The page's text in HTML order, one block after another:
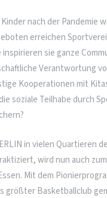
nach der Pandemie
erreichen
inspirieren sie ganze
Verantwortung
Kooperationen mit
soziale Teilhabe durch
in vielen Quartieren
wird nun auch
Mit dem
größter Basketballclub